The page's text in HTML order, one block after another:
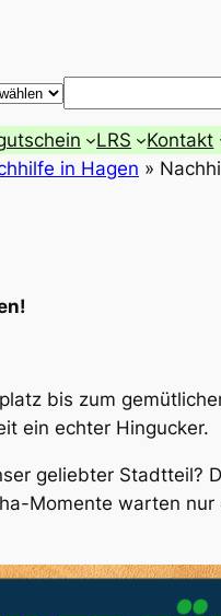
Suchen
LRS Kontakt
in Hagen »
bis zum
ein echter Hingucker.
geliebter Stadtteil?
Momente warten